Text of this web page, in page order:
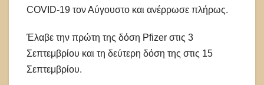
COVID-19 τον Αύγουστο και ανέρρωσε πλήρως.
Έλαβε την πρώτη της δόση Pfizer στις 3
Σεπτεμβρίου και τη δεύτερη δόση της στις 15
Σεπτεμβρίου.